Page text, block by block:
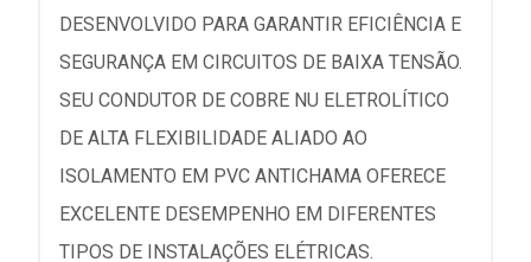
DESENVOLVIDO PARA GARANTIR EFICIÊNCIA E
SEGURANÇA EM CIRCUITOS DE BAIXA TENSÃO.
SEU CONDUTOR DE COBRE NU ELETROLÍTICO
DE ALTA FLEXIBILIDADE ALIADO AO
ISOLAMENTO EM PVC ANTICHAMA OFERECE
EXCELENTE DESEMPENHO EM DIFERENTES
TIPOS DE INSTALAÇÕES ELÉTRICAS.